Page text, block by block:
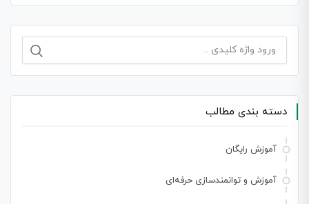
جستجو
برای:
دسته بندی مطالب
آموزش رایگان
آموزش و توانمندسازی حرفه‌ای